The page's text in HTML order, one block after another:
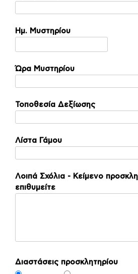
Ημ. Μυστηρίου
Ώρα Μυστηρίου
Τοποθεσία Δεξίωσης
Λίστα Γάμου
Λοιπά Σχόλια - Κείμενο
επιθυμείτε
Διαστάσεις προσκλητηρίου